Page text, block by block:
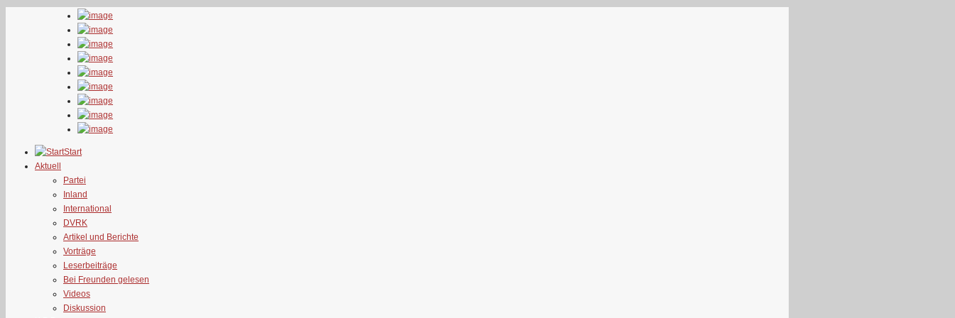
Start
Aktuell
Partei
Inland
International
DVRK
Artikel und Berichte
Vorträge
Leserbeiträge
Bei Freunden gelesen
Videos
Diskussion